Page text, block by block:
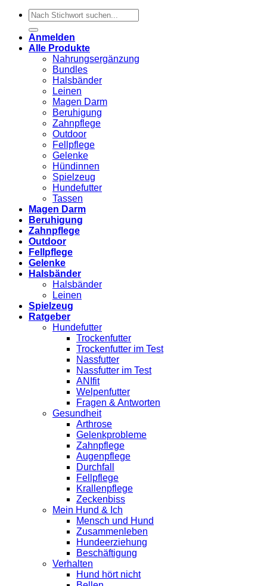
Suchen
nach:
Anmelden
Alle Produkte
Nahrungsergänzung
Bundles
Halsbänder
Leinen
Magen Darm
Beruhigung
Zahnpflege
Outdoor
Fellpflege
Gelenke
Hündinnen
Spielzeug
Hundefutter
Tassen
Magen Darm
Beruhigung
Zahnpflege
Outdoor
Fellpflege
Gelenke
Halsbänder
Halsbänder
Leinen
Spielzeug
Ratgeber
Hundefutter
Trockenfutter
Trockenfutter im Test
Nassfutter
Nassfutter im Test
ANIfit
Welpenfutter
Fragen & Antworten
Gesundheit
Arthrose
Gelenkprobleme
Zahnpflege
Augenpflege
Durchfall
Fellpflege
Krallenpflege
Zeckenbiss
Mein Hund & Ich
Mensch und Hund
Zusammenleben
Hundeerziehung
Beschäftigung
Verhalten
Hund hört nicht